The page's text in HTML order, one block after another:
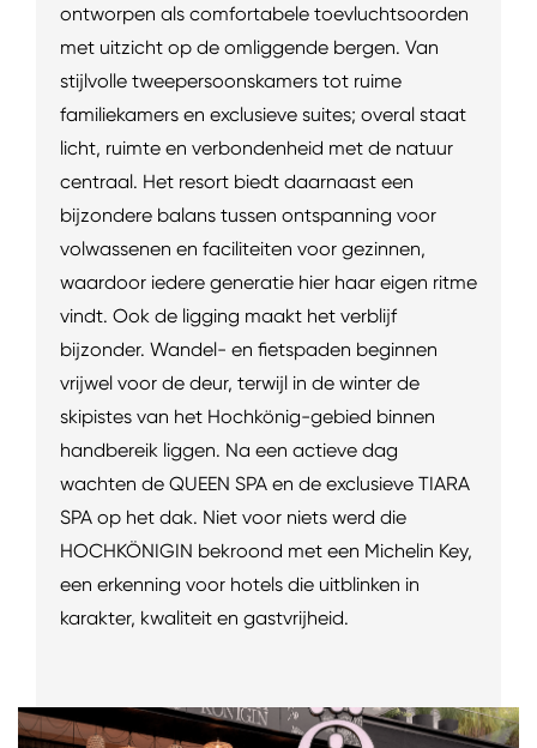
ontworpen als comfortabele toevluchtsoorden
met uitzicht op de omliggende bergen. Van
stijlvolle tweepersoonskamers tot ruime
familiekamers en exclusieve suites; overal staat
licht, ruimte en verbondenheid met de natuur
centraal. Het resort biedt daarnaast een
bijzondere balans tussen ontspanning voor
volwassenen en faciliteiten voor gezinnen,
waardoor iedere generatie hier haar eigen ritme
vindt. Ook de ligging maakt het verblijf
bijzonder. Wandel- en fietspaden beginnen
vrijwel voor de deur, terwijl in de winter de
skipistes van het Hochkönig-gebied binnen
handbereik liggen. Na een actieve dag
wachten de QUEEN SPA en de exclusieve TIARA
SPA op het dak. Niet voor niets werd die
HOCHKÖNIGIN bekroond met een Michelin Key,
een erkenning voor hotels die uitblinken in
karakter, kwaliteit en gastvrijheid.